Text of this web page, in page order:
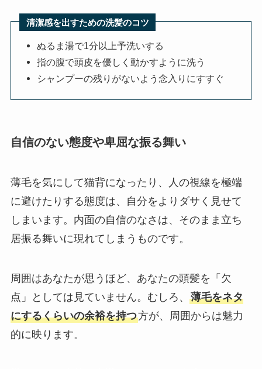
清潔感を出すための洗髪のコツ
ぬるま湯で1分以上予洗いする
指の腹で頭皮を優しく動かすように洗う
シャンプーの残りがないよう念入りにすすぐ
自信のない態度や卑屈な振る舞い
薄毛を気にして猫背になったり、人の視線を極端
に避けたりする態度は、自分をよりダサく見せて
しまいます。内面の自信のなさは、そのまま立ち
居振る舞いに現れてしまうものです。
周囲はあなたが思うほど、あなたの頭髪を「欠
点」としては見ていません。むしろ、 薄毛をネタ
にするくらいの余裕を持つ方が、周囲からは魅力
的に映ります。